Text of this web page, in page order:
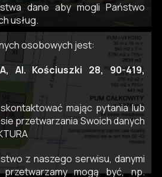
dane aby mogli Państwo
usług.
osobowych jest:
Al. Kościuszki 28, 90-419,
mając pytania lub
przetwarzania Swoich danych
z naszego serwisu, danymi
mogą być, np.